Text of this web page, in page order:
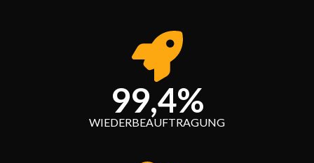
99,4%
WIEDERBEAUFTRAGUNG